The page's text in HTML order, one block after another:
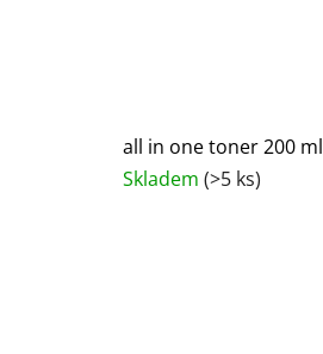
all in one toner 200 ml
Skladem (>5 ks)